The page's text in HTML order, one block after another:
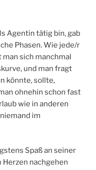
Agentin tätig bin, gab
Phasen. Wie jede/r
sich manchmal
und man fragt
könnte, sollte,
ohnehin schon fast
wie in anderen
im
Spaß an seiner
nachgehen